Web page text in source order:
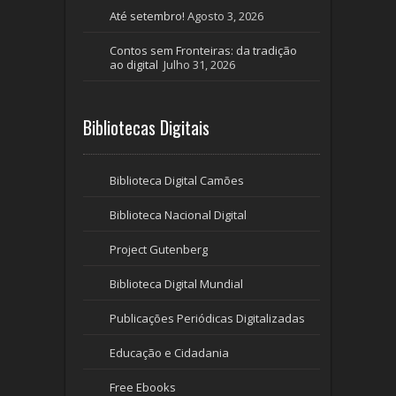
Até setembro! Agosto 3, 2026
Contos sem Fronteiras: da tradição
ao digital Julho 31, 2026
Bibliotecas Digitais
Biblioteca Digital Camões
Biblioteca Nacional Digital
Project Gutenberg
Biblioteca Digital Mundial
Publicações Periódicas Digitalizadas
Educação e Cidadania
Free Ebooks